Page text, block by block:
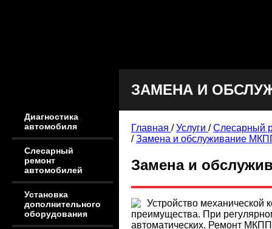
Диагностика
автомобиля
Слесарный
ремонт
автомобилей
Установка
дополнительного
оборудования
ЗАМЕНА И
Главная /Услуги /Слесарный
/Замена и обслуживание
Замена и
Устройство механической
преимущества. При
автоматических. Ремонт